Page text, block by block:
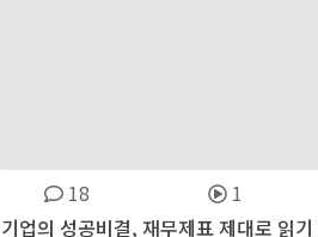
18 1
기업의 성공비결, 재무제표 제대로 읽